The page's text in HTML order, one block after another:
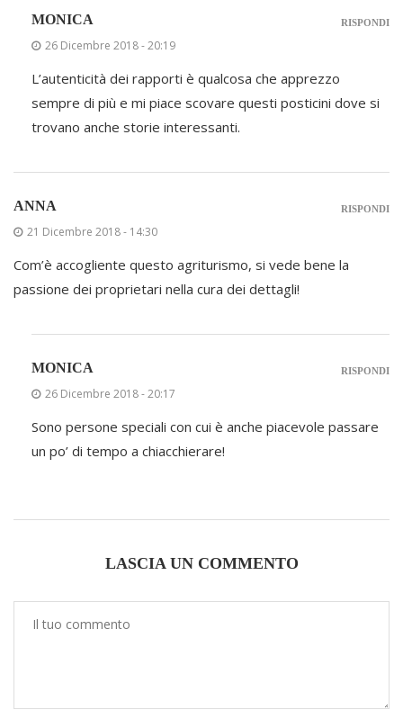
MONICA
26 Dicembre 2018 - 20:19
L’autenticità dei rapporti è qualcosa che apprezzo
sempre di più e mi piace scovare questi posticini dove si
trovano anche storie interessanti.
RISPONDI
ANNA
21 Dicembre 2018 - 14:30
Com’è accogliente questo agriturismo, si vede bene la
passione dei proprietari nella cura dei dettagli!
RISPONDI
MONICA
26 Dicembre 2018 - 20:17
Sono persone speciali con cui è anche piacevole passare
un po’ di tempo a chiacchierare!
RISPONDI
LASCIA UN COMMENTO